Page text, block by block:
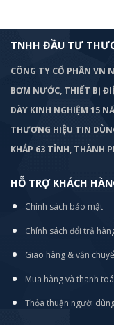
TNHH ĐẦU TƯ
CÔNG TY CỔ PHẦN VN
BƠM NƯỚC, THIẾT BỊ
DÀY KINH NGHIỆM 15
THƯƠNG HIỆU TIN
KHẮP 63 TỈNH, THÀNH
HỖ TRỢ KHÁCH
Chính sách bảo mật
Chính sách đổi trả
Giao hàng & vận
Mua hàng và thanh
Thỏa thuận người